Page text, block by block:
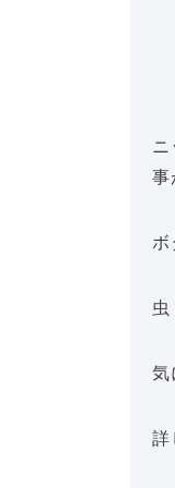
ニ
事
ボ
虫
気
詳